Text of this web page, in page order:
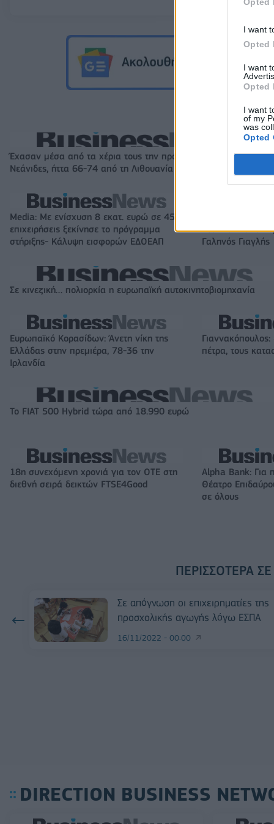
I want
Opted
I want
Opted
I want
of my
was
Opted
Έχασαν μέσα από τα χέρια τους την πρόκριση στους «4» οι
Νεάνιδες, ήττα 66-74 από τη Λιθουανία στην παράταση
Media: Με ενίσχυση 8 εκατ. ευρώ σε 451
επιχειρήσεις ξεκίνησε το πρόγραμμα
στήριξης- Κάλυψη εισφορών ΕΔΟΕΑΠ
νέο Διοικητικό
Γαληνός Γιαγλής
Σε κινεζική… πολιορκία η ευρωπαϊκή αυτοκινητοβιομηχανία
Ευρωπαϊκό Κορασίδων: Άνετη νίκη της
Ελλάδας στην πρεμιέρα, 78-36 την
Ιρλανδία
πέτρα, τους
Το FIAT 500 Hybrid τώρα από 18.990 ευρώ
18η συνεχόμενη χρονιά για τον ΟΤΕ στη
διεθνή σειρά δεικτών FTSE4Good
Alpha Bank: Για
Θέατρο
σε όλους
ΠΕΡΙΣΣΌΤΕΡΑ
Σε απόγνωση οι επιχειρηματίες της
προσχολικής αγωγής λόγω ΕΣΠΑ
16/11/2022 - 00:00
DIRECTION BUSINESS